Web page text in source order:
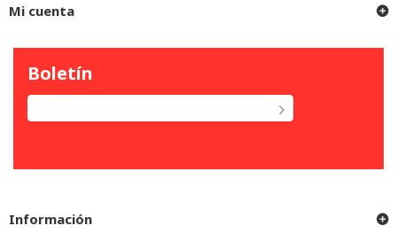
Mi cuenta
Boletín
Información